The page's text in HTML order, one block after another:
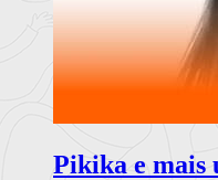
Pikika e mais